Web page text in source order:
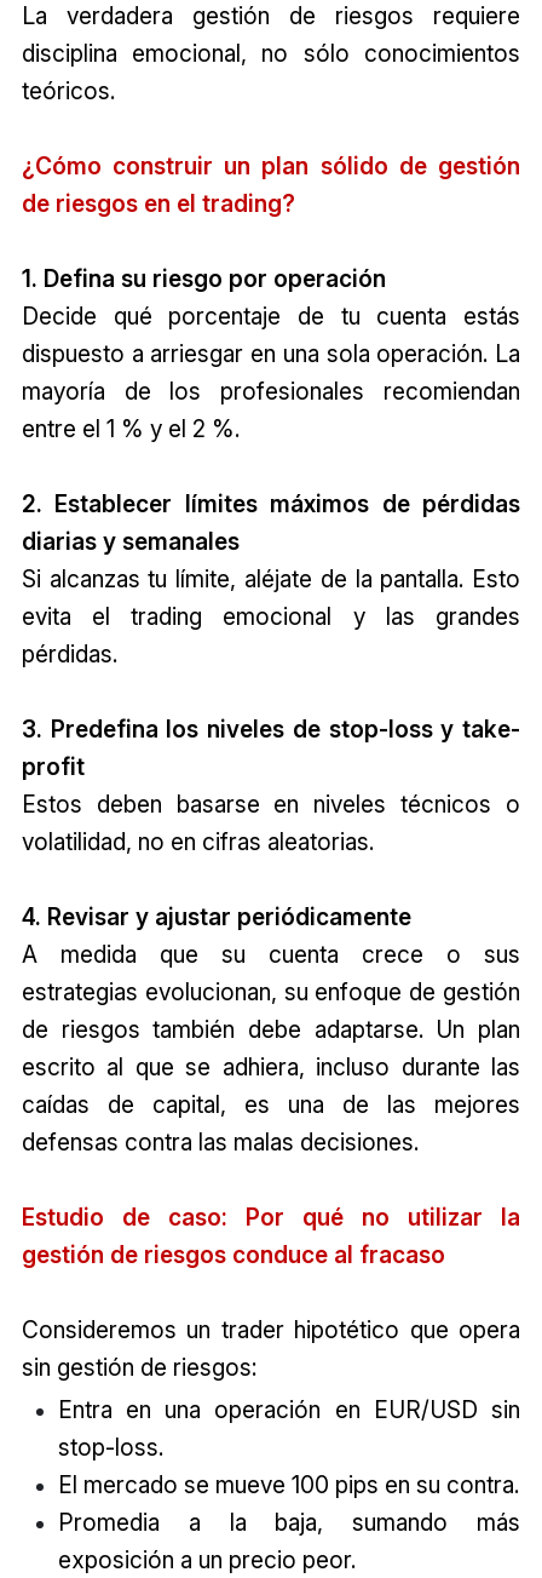
La verdadera gestión de riesgos requiere
disciplina emocional, no sólo conocimientos
teóricos.
¿Cómo construir un plan sólido de gestión
de riesgos en el trading?
1. Defina su riesgo por operación
Decide qué porcentaje de tu cuenta estás
dispuesto a arriesgar en una sola operación. La
mayoría de los profesionales recomiendan
entre el 1 % y el 2 %.
2. Establecer límites máximos de pérdidas
diarias y semanales
Si alcanzas tu límite, aléjate de la pantalla. Esto
evita el trading emocional y las grandes
pérdidas.
3. Predefina los niveles de stop-loss y take-
profit
Estos deben basarse en niveles técnicos o
volatilidad, no en cifras aleatorias.
4. Revisar y ajustar periódicamente
A medida que su cuenta crece o sus
estrategias evolucionan, su enfoque de gestión
de riesgos también debe adaptarse. Un plan
escrito al que se adhiera, incluso durante las
caídas de capital, es una de las mejores
defensas contra las malas decisiones.
Estudio de caso: Por qué no utilizar la
gestión de riesgos conduce al fracaso
Consideremos un trader hipotético que opera
sin gestión de riesgos:
Entra en una operación en EUR/USD sin
stop-loss.
El mercado se mueve 100 pips en su contra.
Promedia a la baja, sumando más
exposición a un precio peor.